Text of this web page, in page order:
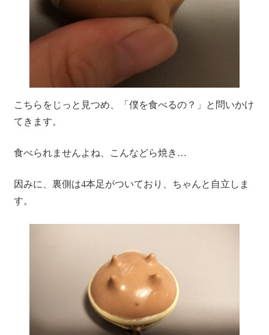
こちらをじっと見つめ、「僕を食べるの？」と問いかけ
てきます。
食べられませんよね、こんなどら焼き…
因みに、裏側は4本足がついており、ちゃんと自立しま
す。